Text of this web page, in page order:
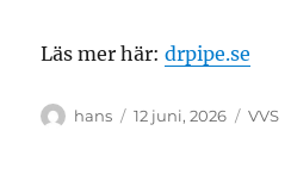
Läs mer här:drpipe.se
Författare
hans
Publicerat
12 juni, 2026 VVS